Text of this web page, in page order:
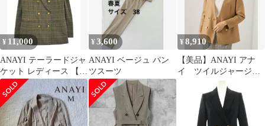
¥ 11,000
ANAYI テーラードジャ
ケット レディース 【古
着】【中古】【送料無
料】
¥3,600
ANAYI ベージュ パン
ツスーツ
¥8,910
【美品】ANAYI アナ
イ ツイルジャージＶ
ノーカラー ジャケッ
ト 金ボタン